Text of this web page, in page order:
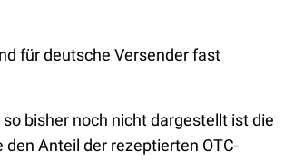
für deutsche Versender fast
bisher noch nicht dargestellt ist die
den Anteil der rezeptierten OTC-